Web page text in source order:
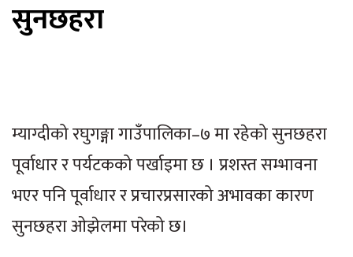
सुनछहरा
म्याग्दीको रघुगङ्गा गाउँपालिका–७ मा रहेको सुनछहरा
पूर्वाधार र पर्यटकको पर्खाइमा छ । प्रशस्त सम्भावना
भएर पनि पूर्वाधार र प्रचारप्रसारको अभावका कारण
सुनछहरा ओझेलमा परेको छ।